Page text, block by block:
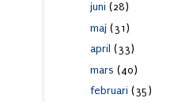
juni (28)
maj (31)
april (33)
mars (40)
februari (35)